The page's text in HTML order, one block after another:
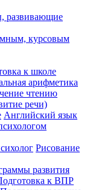
развивающие
курсовым
к школе
арифметика
чтению
речи)
Английский язык
Рисование
развития
к ВПР